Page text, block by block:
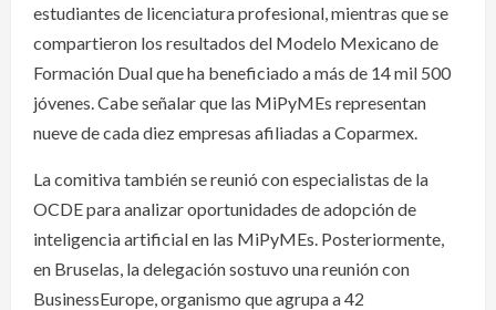
estudiantes de licenciatura profesional, mientras que se
compartieron los resultados del Modelo Mexicano de
Formación Dual que ha beneficiado a más de 14 mil 500
jóvenes. Cabe señalar que las MiPyMEs representan
nueve de cada diez empresas afiliadas a Coparmex.
La comitiva también se reunió con especialistas de la
OCDE para analizar oportunidades de adopción de
inteligencia artificial en las MiPyMEs. Posteriormente,
en Bruselas, la delegación sostuvo una reunión con
BusinessEurope, organismo que agrupa a 42